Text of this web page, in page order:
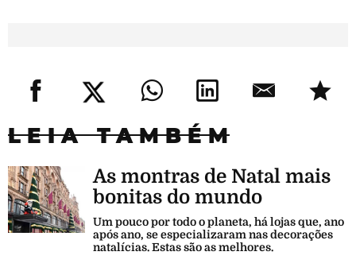
LEIA TAMBÉM
As montras de Natal mais
bonitas do mundo
Um pouco por todo o planeta, há lojas que, ano
após ano, se especializaram nas decorações
natalícias. Estas são as melhores.